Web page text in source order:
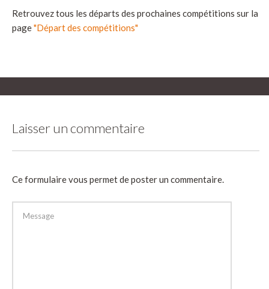
Retrouvez tous les départs des prochaines compétitions sur la
page"Départ des compétitions"
Laisser un commentaire
Ce formulaire vous permet de poster un commentaire.